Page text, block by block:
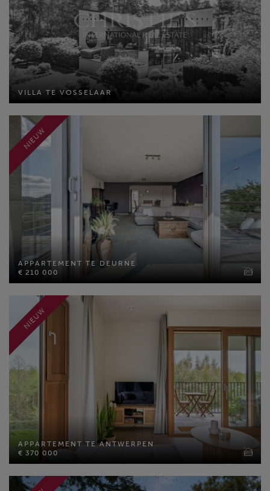
VILLA TE VOSSELAAR
VILLA TE VOSSELAAR
Bewoonbare opp: 473 m²
Perceel opp: 2031 m²
Slaapkamers: 4
APPARTEMENT TE DEURNE
€ 210 000
NIEUW
APPARTEMENT TE DEURNE
€ 210 000
APPARTEMENT TE ANTWERPEN
€ 370 000
NIEUW
APPARTEMENT TE ANTWERPEN
€ 370 000